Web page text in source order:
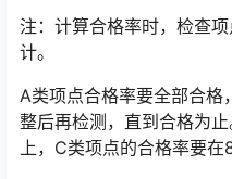
注：计算合格率时，检查
计。
A类项点合格率要全部合格
整后再检测，直到合格为
上，C类项点的合格率要在